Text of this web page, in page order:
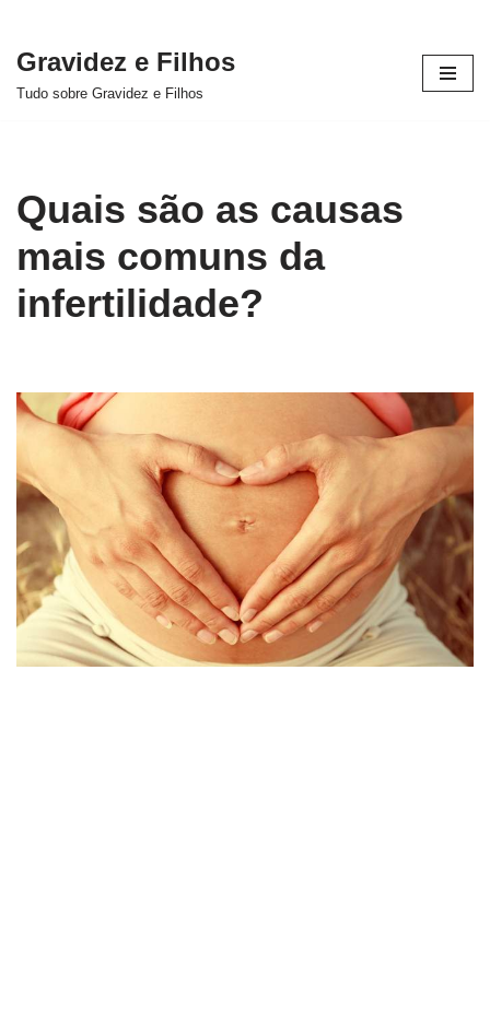
Pular
Gravidez e Filhos
Tudo sobre Gravidez e Filhos
Quais são as causas
mais comuns da
infertilidade?